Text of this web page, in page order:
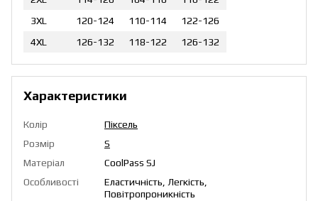
3XL
120-124 110-114
122-126
4XL
126-132 118-122 126-132
Характеристики
Колір
Піксель
Розмір
S
Матеріал
CoolPass SJ
Особливості
Еластичність, Легкість,
Повітропроникність